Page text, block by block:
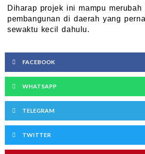
Diharap projek ini mampu merubah
pembangunan di daerah yang
sewaktu kecil dahulu.
FACEBOOK
WHATSAPP
TELEGRAM
TWITTER